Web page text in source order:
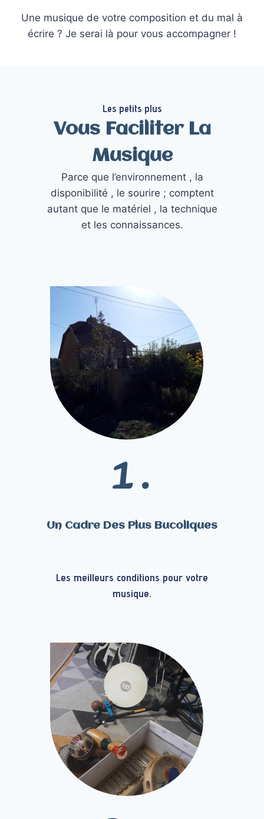
Une musique de votre composition et du mal à
écrire ? Je serai là pour vous accompagner !
Les petits plus
Vous Faciliter La
Musique
Parce que l’environnement , la
disponibilité , le sourire ; comptent
autant que le matériel , la technique
et les connaissances.
1 .
Un Cadre Des Plus Bucoliques
Les meilleurs conditions pour votre
musique.